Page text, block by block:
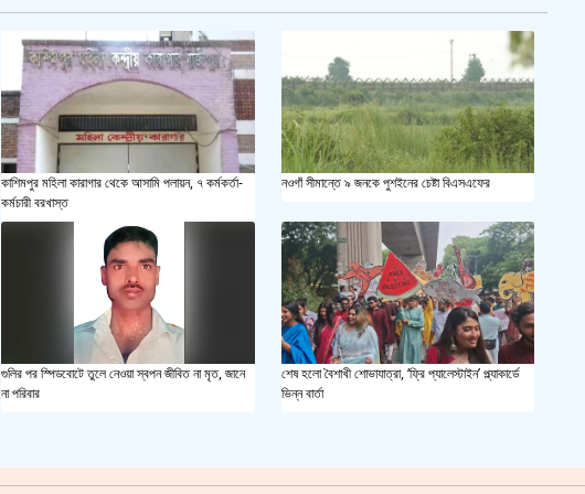
কাশিমপুর মহিলা কারাগার থেকে আসামি পলায়ন, ৭ কর্মকর্তা-
কর্মচারী বরখাস্ত
নওগাঁ সীমান্তে ৯ জনকে পুশইনের চেষ্টা বিএসএফের
গুলির পর স্পিডবোটে তুলে নেওয়া স্বপন জীবিত না মৃত, জানে
না পরিবার
শেষ হলো বৈশাখী শোভাযাত্রা, ‘ফ্রি প্যালেস্টাইন’ প্ল্যাকার্ডে
ভিন্ন বার্তা